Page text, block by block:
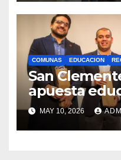
COMUNAS EDUCACION
San
apuesta
lanzamiento
MAY 10, 2026